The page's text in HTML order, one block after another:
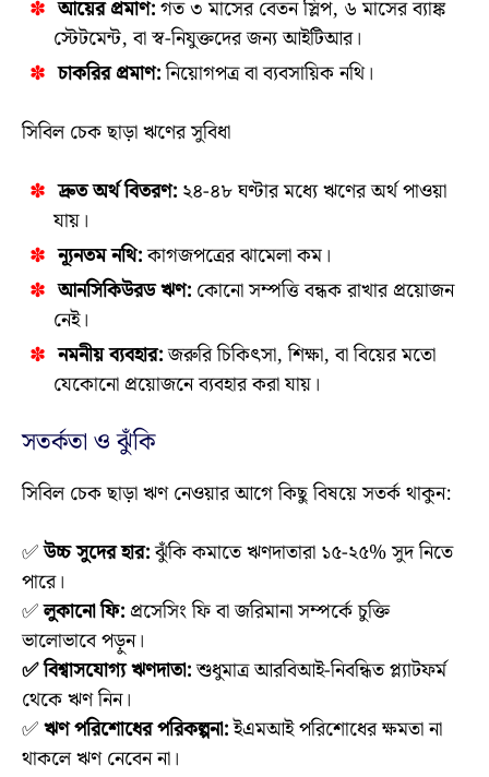
আয়ের প্রমাণ:গত ৩ মাসের বেতন স্লিপ, ৬ মাসের ব্যাঙ্ক
স্টেটমেন্ট, বা স্ব-নিযুক্তদের জন্য আইটিআর।
চাকরির প্রমাণ:নিয়োগপত্র বা ব্যবসায়িক নথি।
সিবিল চেক ছাড়া ঋণের সুবিধা
দ্রুত অর্থ বিতরণ: ২৪-৪৮ ঘণ্টার মধ্যে ঋণের অর্থ পাওয়া
যায়।
ন্যূনতম নথি:কাগজপত্রের ঝামেলা কম।
আনসিকিউরড ঋণ: কোনো সম্পত্তি বন্ধক রাখার প্রয়োজন
নেই।
নমনীয় ব্যবহার:জরুরি চিকিৎসা, শিক্ষা, বা বিয়ের মতো
যেকোনো প্রয়োজনে ব্যবহার করা যায়।
সতর্কতা ও ঝুঁকি
সিবিল চেক ছাড়া ঋণ নেওয়ার আগে কিছু বিষয়ে সতর্ক থাকুন:
✅উচ্চ সুদের হার:ঝুঁকি কমাতে ঋণদাতারা ১৫-২৫% সুদ নিতে
পারে।
✅লুকানো ফি: প্রসেসিং ফি বা জরিমানা সম্পর্কে চুক্তি
ভালোভাবে পড়ুন।
✅ বিশ্বাসযোগ্য ঋণদাতা:শুধুমাত্র আরবিআই-নিবন্ধিত প্ল্যাটফর্ম
থেকে ঋণ নিন।
✅ঋণ পরিশোধের পরিকল্পনা:ইএমআই পরিশোধের ক্ষমতা না
থাকলে ঋণ নেবেন না।